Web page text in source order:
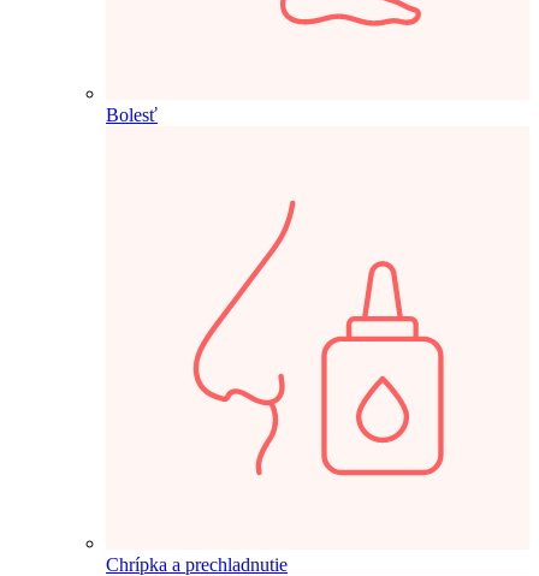
Bolesť
Chrípka a prechladnutie